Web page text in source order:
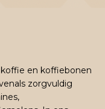
en koffiebonen
zorgvuldig